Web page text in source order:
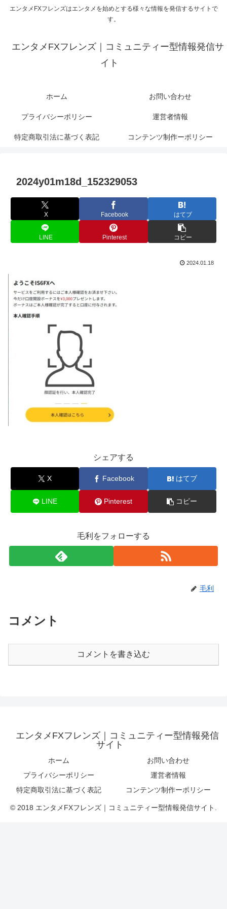
エンタメFXフレンズはエンタメを始めとする様々な情報を発信するサイトで
す。
エンタメFXフレンズ｜コミュニティー型情報発信サ
イト
ホーム お問い合わせ
プライバシーポリシー 運営者情報
特定商取引法に基づく表記 コンテンツ制作ーポリシー
2024y01m18d_152329053
X Facebook はてブ
LINE Pinterest コピー
2024.01.18
シェアする
X Facebook はてブ
LINE Pinterest コピー
毛利をフォローする
毛利
コメント
コメントを書き込む
エンタメFXフレンズ｜コミュニティー型情報発信
サイト
ホーム
お問い合わせ
プライバシーポリシー
運営者情報
特定商取引法に基づく表記
コンテンツ制作ーポリシー
© 2018 エンタメFXフレンズ｜コミュニティー型情報発信サイト.